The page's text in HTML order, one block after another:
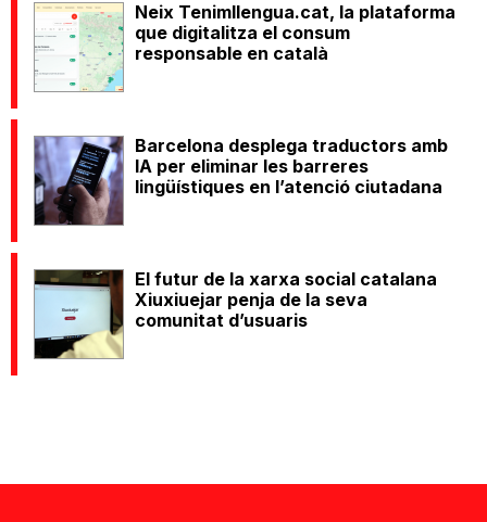
Neix Tenimllengua.cat, la plataforma
que digitalitza el consum
responsable en català
Barcelona desplega traductors amb
IA per eliminar les barreres
lingüístiques en l’atenció ciutadana
El futur de la xarxa social catalana
Xiuxiuejar penja de la seva
comunitat d’usuaris